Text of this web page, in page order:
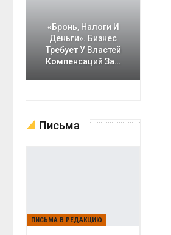
«Бронь, Налоги И
Деньги». Бизнес
Требует У Властей
Компенсаций За…
Письма
ПИСЬМА В РЕДАКЦИЮ